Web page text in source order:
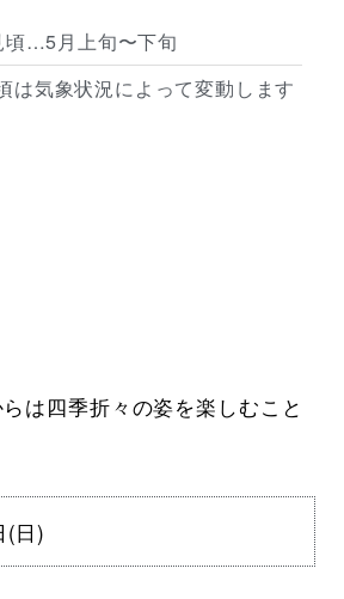
頃…5月上旬〜下旬
は気象状況によって変動します
は四季折々の姿を楽しむこと
(日)